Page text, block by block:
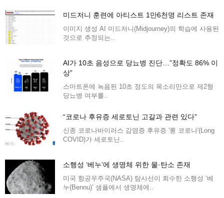
미드저니 훈련에 아티스트 1만6천명 리스트 존재
이미지 생성 AI 미드저니(Midjourney)의 학습에 사용된
것으로 추정되는..
AI가 10초 음성으로 당뇨병 진단…”정확도 86% 이
상”
스마트폰에 녹음된 10초 정도의 목소리만으로 제2형
당뇨병 여부를..
“코로나 후유증 세로토닌 고갈과 관련 있다”
신종 코로나바이러스 감염증 후유증 '롱 코로나'(Long
COVID)가 세로토닌..
소행성 ‘베누’에 생명체 위한 물·탄소 존재
미국 항공우주국(NASA) 탐사선이 회수한 소행성 ‘베
누(Bennu)’ 샘플에서 생명체에..